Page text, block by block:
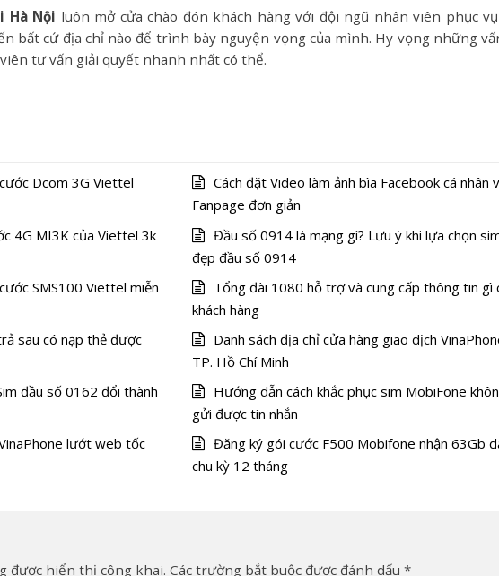
Hà Nội luôn mở cửa chào đón khách hàng với đội ngũ nhân viên phục
bất cứ địa chỉ nào để trình bày nguyện vọng của mình. Hy vọng những
tư vấn giải quyết nhanh nhất có thể.
Dcom 3G Viettel
Cách đặt Video làm ảnh bìa Facebook cá nhân
Fanpage đơn giản
4G MI3K của Viettel 3k
Đầu số 0914 là mạng gì? Lưu ý khi lựa chọn
đẹp đầu số 0914
SMS100 Viettel miễn
Tổng đài 1080 hỗ trợ và cung cấp thông tin gì
khách hàng
sau có nạp thẻ được
Danh sách địa chỉ cửa hàng giao dịch
TP. Hồ Chí Minh
đầu số 0162 đổi thành
Hướng dẫn cách khắc phục sim MobiFone
gửi được tin nhắn
lướt web tốc
Đăng ký gói cước F500 Mobifone nhận 63Gb
chu kỳ 12 tháng
được hiển thị công khai. Các trường bắt buộc được đánh dấu *